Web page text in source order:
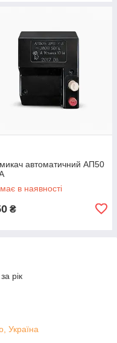
автоматичний АП50
в наявності
₴
рік
Україна